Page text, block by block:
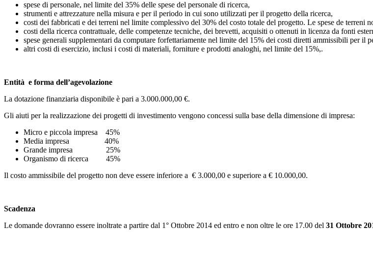
spese di personale, nel limite del 35% delle spese del personale di ricerca,
strumenti e attrezzature nella misura e per il periodo in cui sono utilizzati per il progetto della ricerca,
costi dei fabbricati e dei terreni nel limite complessivo del 30% del costo totale del progetto. Le spese de terreni
costi della ricerca contrattuale, delle competenze tecniche, dei brevetti, acquisiti o ottenuti in licenza da fonti
spese generali supplementari da computare forfettariamente nel limite del 15% dei costi diretti ammissibili per il
altri costi di esercizio, inclusi i costi di materiali, forniture e prodotti analoghi, nel limite del 15%,.
Entità e forma dell’agevolazione
La dotazione finanziaria disponibile è pari a 3.000.000,00 €.
Gli aiuti per la realizzazione dei progetti di investimento vengono concessi sulla base della dimensione di impresa:
Micro e piccola impresa 45%
Media impresa 40%
Grande impresa 25%
Organismo di ricerca 45%
Il costo ammissibile del progetto non deve essere inferiore a € 3.000,00 e superiore a € 10.000,00.
Scadenza
Le domande dovranno essere inoltrate a partire dal 1° Ottobre 2014 ed entro e non oltre le ore 17.00 del 31 Ottobre